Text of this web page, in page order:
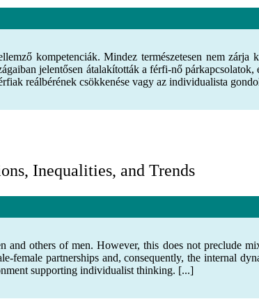
kompetenciák. Mindez természetesen nem zárja
jelentősen átalakították a férfi-nő
reálbérének csökkenése vagy az individualista
Inequalities, and Trends
others of men. However, this does not preclude
female partnerships and, consequently, the internal
supporting individualist thinking. [...]